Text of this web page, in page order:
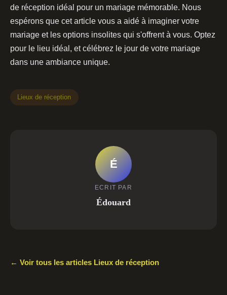
de réception idéal pour un mariage mémorable. Nous
espérons que cet article vous a aidé à imaginer votre
mariage et les options insolites qui s'offrent à vous. Optez
pour le lieu idéal, et célébrez le jour de votre mariage
dans une ambiance unique.
Lieux de réception
É
ECRIT PAR
Édouard
← Voir tous les articles Lieux de réception